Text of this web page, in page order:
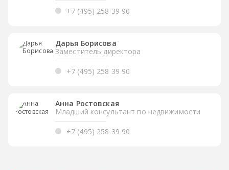
+7 (495) 258 39 90
Дарья Борисова
Заместитель директора
+7 (495) 258 39 90
Анна Ростовская
Младший консультант по недвижимости
+7 (495) 258 39 90